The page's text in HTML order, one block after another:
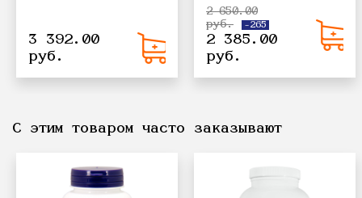
3 392.00
руб.
2 650.00
руб.
-265
2 385.00
руб.
С этим товаром часто заказывают